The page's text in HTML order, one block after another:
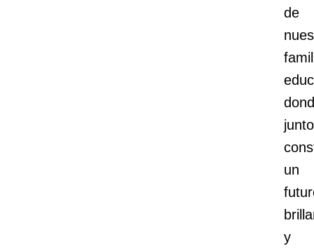
de
un
y